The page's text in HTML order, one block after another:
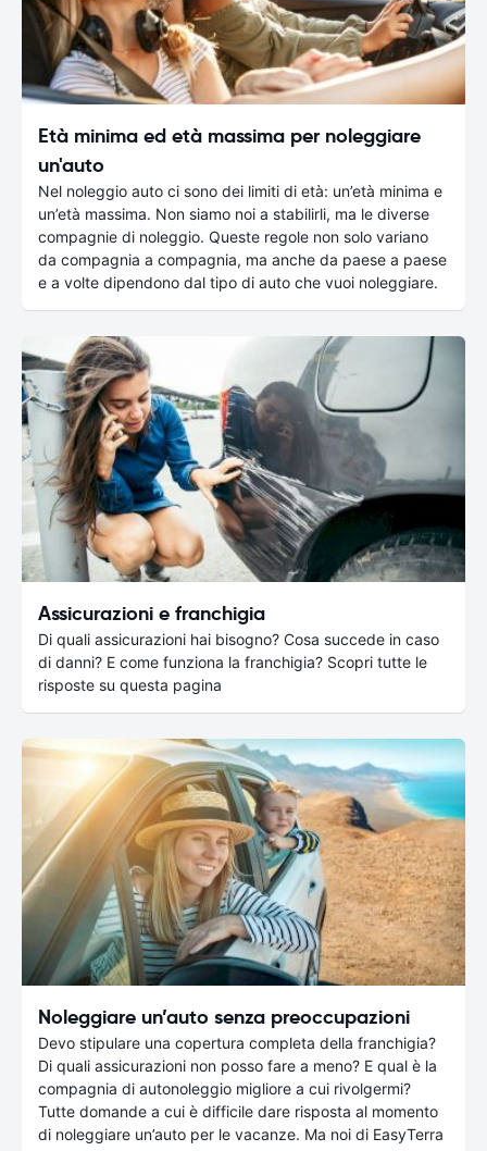
Età minima ed età massima per noleggiare
un'auto
Nel noleggio auto ci sono dei limiti di età: un’età minima e
un’età massima. Non siamo noi a stabilirli, ma le diverse
compagnie di noleggio. Queste regole non solo variano
da compagnia a compagnia, ma anche da paese a paese
e a volte dipendono dal tipo di auto che vuoi noleggiare.
Assicurazioni e franchigia
Di quali assicurazioni hai bisogno? Cosa succede in caso
di danni? E come funziona la franchigia? Scopri tutte le
risposte su questa pagina
Noleggiare un’auto senza preoccupazioni
Devo stipulare una copertura completa della franchigia?
Di quali assicurazioni non posso fare a meno? E qual è la
compagnia di autonoleggio migliore a cui rivolgermi?
Tutte domande a cui è difficile dare risposta al momento
di noleggiare un’auto per le vacanze. Ma noi di EasyTerra